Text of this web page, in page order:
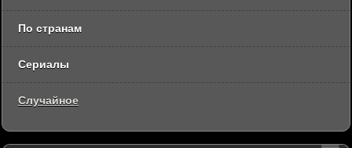
По странам
Сериалы
Случайное